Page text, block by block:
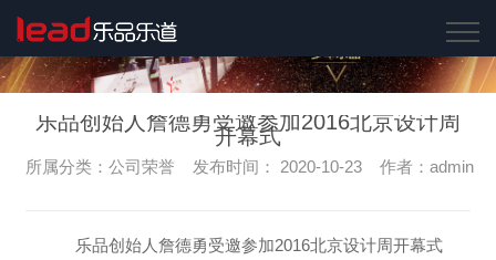
乐品创始人詹德勇受邀参加2016北京设计周
开幕式
所属分类：公司荣誉 发布时间： 2020-10-23 作者：admin
乐品创始人詹德勇受邀参加2016北京设计周开幕式